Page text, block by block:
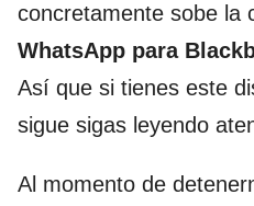
concretamente sobe la
WhatsApp para
Así que si tienes este
sigue sigas leyendo
Al momento de